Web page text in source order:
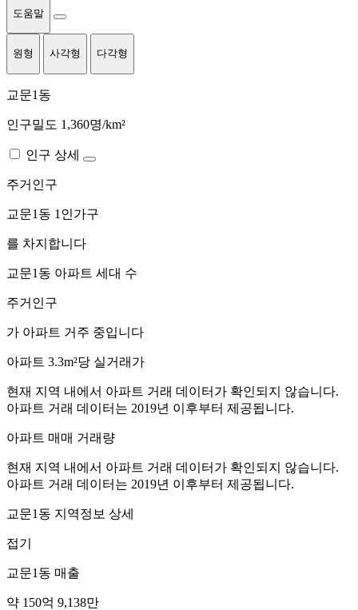
도움말
원형 사각형 다각형
교문1동
인구밀도 1,360명/km²
인구 상세
주거인구
교문1동 1인가구
를 차지합니다
교문1동 아파트 세대 수
주거인구
가 아파트 거주 중입니다
아파트 3.3m²당 실거래가
현재 지역 내에서 아파트 거래 데이터가 확인되지 않습니다.
아파트 거래 데이터는 2019년 이후부터 제공됩니다.
아파트 매매 거래량
현재 지역 내에서 아파트 거래 데이터가 확인되지 않습니다.
아파트 거래 데이터는 2019년 이후부터 제공됩니다.
교문1동 지역정보 상세
접기
교문1동 매출
약 150억 9,138만